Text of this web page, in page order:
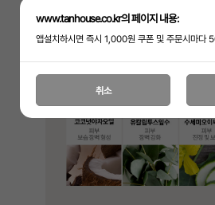
www.tanhouse.co.kr의 페이지 내용:
앱설치하시면 즉시 1,000원 쿠폰 및 주문시마다
취소